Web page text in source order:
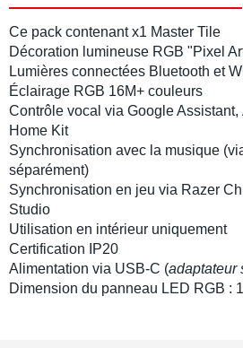
Ce pack contenant x1 Master Tile
Décoration lumineuse RGB "Pixel
Lumières connectées Bluetooth et
Éclairage RGB 16M+ couleurs
Contrôle vocal via Google Assistant,
Home Kit
Synchronisation avec la musique
séparément)
Synchronisation en jeu via Razer
Studio
Utilisation en intérieur uniquement
Certification IP20
Alimentation via USB-C (adaptateur
Dimension du panneau LED RGB :